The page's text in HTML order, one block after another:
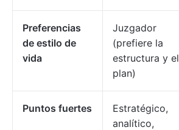
Preferencias
de estilo de
vida
Juzgador
(prefiere la
estructura y el
plan)
Puntos fuertes
Estratégico,
analítico,